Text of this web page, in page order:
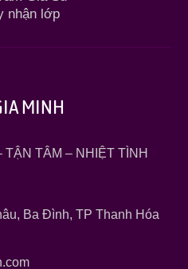
nhận lớp
MINH
TÂM – NHIỆT TÌNH
Ba Đình, TP Thanh Hóa